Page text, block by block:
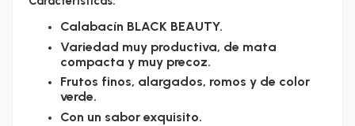
Calabacín BLACK BEAUTY.
Variedad muy productiva, de mata
compacta y muy precoz.
Frutos finos, alargados, romos y de color
verde.
Con un sabor exquisito.